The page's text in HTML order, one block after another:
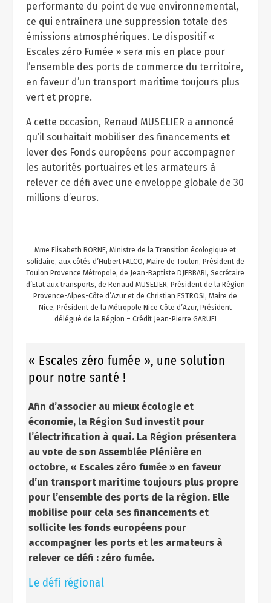
performante du point de vue environnemental,
ce qui entraînera une suppression totale des
émissions atmosphériques. Le dispositif «
Escales zéro Fumée » sera mis en place pour
l’ensemble des ports de commerce du territoire,
en faveur d’un transport maritime toujours plus
vert et propre.
A cette occasion, Renaud MUSELIER a annoncé
qu’il souhaitait mobiliser des financements et
lever des Fonds européens pour accompagner
les autorités portuaires et les armateurs à
relever ce défi avec une enveloppe globale de 30
millions d’euros.
Mme Elisabeth BORNE, Ministre de la Transition écologique et
solidaire, aux côtés d’Hubert FALCO, Maire de Toulon, Président de
Toulon Provence Métropole, de Jean-Baptiste DJEBBARI, Secrétaire
d’Etat aux transports, de Renaud MUSELIER, Président de la Région
Provence-Alpes-Côte d’Azur et de Christian ESTROSI, Maire de
Nice, Président de la Métropole Nice Côte d’Azur, Président
délégué de la Région – Crédit Jean-Pierre GARUFI
« Escales zéro fumée », une solution
pour notre santé !
Afin d’associer au mieux écologie et
économie, la Région Sud investit pour
l’électrification à quai. La Région présentera
au vote de son Assemblée Plénière en
octobre, « Escales zéro fumée » en faveur
d’un transport maritime toujours plus propre
pour l’ensemble des ports de la région. Elle
mobilise pour cela ses financements et
sollicite les fonds européens pour
accompagner les ports et les armateurs à
relever ce défi : zéro fumée.
Le défi régional